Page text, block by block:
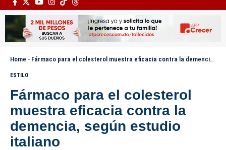
Home - Fármaco para el colesterol muestra eficacia contra la demencia, según estudio italiano
ESTILO
Fármaco para el colesterol
muestra eficacia contra la
demencia, según estudio
italiano